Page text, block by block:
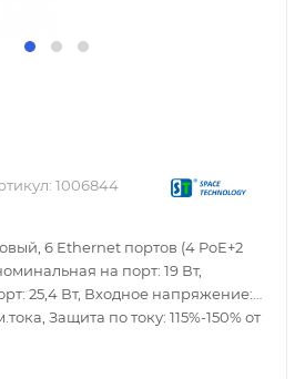
1006844
6 Ethernet портов (4 PoE+2
на порт: 19 Вт,
25,4 Вт, Входное напряжение:
Защита по току: 115%-150% от
напряжение, номинальное: 48 В,
PoE: PoE вар.A/B, защита